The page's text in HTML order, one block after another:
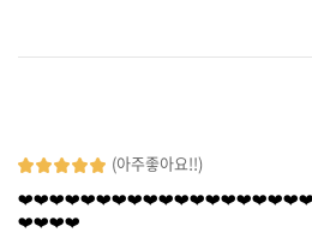
(아주좋아요!!)
❤️❤️❤️❤️